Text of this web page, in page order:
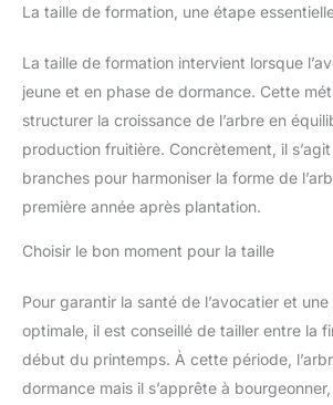
La taille de formation, une étape
La taille de formation intervient lorsque
jeune et en phase de dormance. Cette
structurer la croissance de l’arbre en
production fruitière. Concrètement, il
branches pour harmoniser la forme de
première année après plantation.
Choisir le bon moment pour la taille
Pour garantir la santé de l’avocatier et
optimale, il est conseillé de tailler entre la
début du printemps. À cette période,
dormance mais il s’apprête à